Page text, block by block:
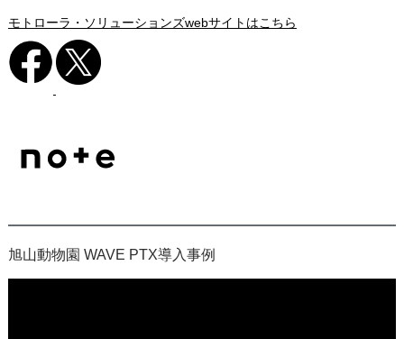
モトローラ・ソリューションズwebサイトはこちら
旭山動物園 WAVE PTX導入事例